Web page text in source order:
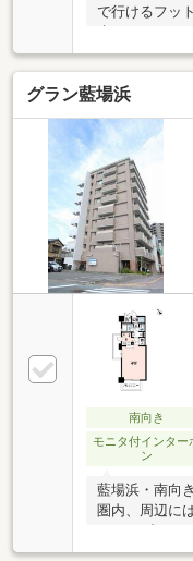
で行けるフッ
です。第4日
が開催されま
部分だと日常
利。・1階は
魅力。・水際
心なのが魅力
堂餃子店徒歩4
（538m）・
公園 徒歩3分
グラン藍場浜
南向き
モニタ付インター
ン
藍場浜・南向
圏内、周辺に
す。オートロ